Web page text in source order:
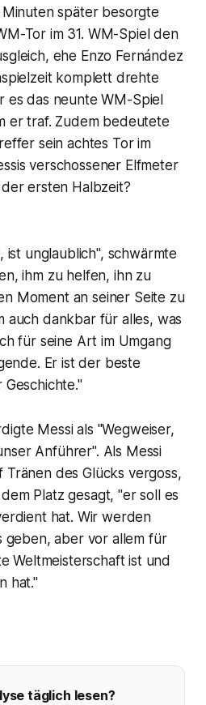
später besorgte
Tor im 31. WM-Spiel den
ehe Enzo Fernández
komplett drehte
es das neunte WM-Spiel
er traf. Zudem bedeutete
sein achtes Tor im
verschossener Elfmeter
der ersten Halbzeit?
ist unglaublich", schwärmte
ihm zu helfen, ihn zu
Moment an seiner Seite zu
auch dankbar für alles, was
für seine Art im Umgang
Er ist der beste
Messi als "Wegweiser,
Anführer". Als Messi
Tränen des Glücks vergoss,
Platz gesagt, "er soll es
hat. Wir werden
geben, aber vor allem für
Weltmeisterschaft ist und
hat."
täglich lesen?